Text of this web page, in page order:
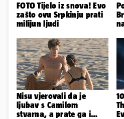
FOTO Tijelo iz snova! Evo
zašto ovu Srpkinju prati
milijun ljudi
Nisu vjerovali da je
ljubav s Camilom
stvarna, a prate ga i